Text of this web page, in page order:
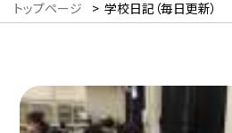
トップページ > 学校日記（毎日更新）